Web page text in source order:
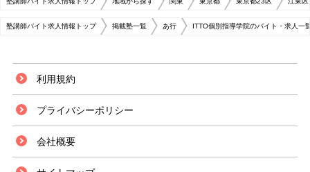
塾講師バイト求人情報トップ 掲載塾一覧 あ行 ITTO個別指導学院のバイト・求人一
利用規約
プライバシーポリシー
会社概要